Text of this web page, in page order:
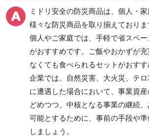
ミドリ安全の防災商品は、個人・
様々な防災商品を取り揃えておりま
個人やご家庭では、手軽で省スペ
がおすすめです。ご飯やおかずが
なくても食べられるセットがおすす
企業では、自然災害、大火災、テ
に遭遇した場合において、事業資
どめつつ、中核となる事業の継続
可能とするために、事前の手段や
しましょう。